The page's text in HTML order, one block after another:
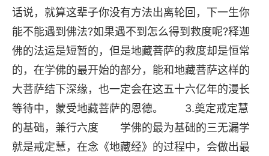
话说，就算这辈子你没有方法出离轮回，下一生你
能不能遇到佛法?如果遇不到怎么得到救度呢?释迦
佛的法运是短暂的，但是地藏菩萨的救度却是恒常
的，在学佛的最开始的部分，能和地藏菩萨这样的
大菩萨结下深缘，也一定会在这五十六亿年的漫长
等待中，蒙受地藏菩萨的恩德。 3.奠定戒定慧
的基础，兼行六度 学佛的最为基础的三无漏学
就是戒定慧，在念《地藏经》的过程中，会做出最